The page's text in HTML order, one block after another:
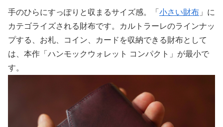
手のひらにすっぽりと収まるサイズ感。「 小さい財布 」に
カテゴライズされる財布です。カルトラーレのラインナッ
プする、お札、コイン、カードを収納できる財布として
は、本作「ハンモックウォレット コンパクト」が最小で
す。